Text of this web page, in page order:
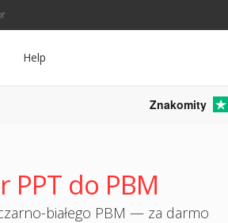
Help
Znakomity
PPT do PBM
białego PBM — za darmo